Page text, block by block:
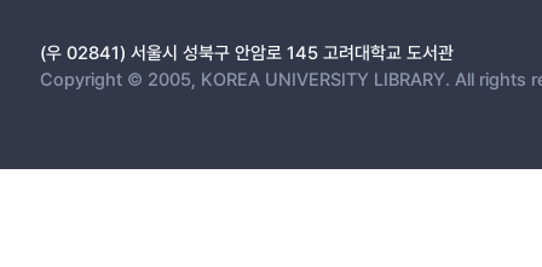
(우 02841) 서울시 성북구 안암로 145 고려대학교 도서관
Copyright © 2005, KOREA UNIVERSITY LIBRARY. All rights